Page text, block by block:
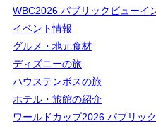
WBC2026 パブリックビューイ
イベント情報
グルメ・地元食材
ディズニーの旅
ハウステンボスの旅
ホテル・旅館の紹介
ワールドカップ2026 パブリッ